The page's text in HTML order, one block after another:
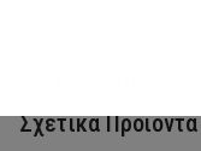
Σχετικά Προϊόντα